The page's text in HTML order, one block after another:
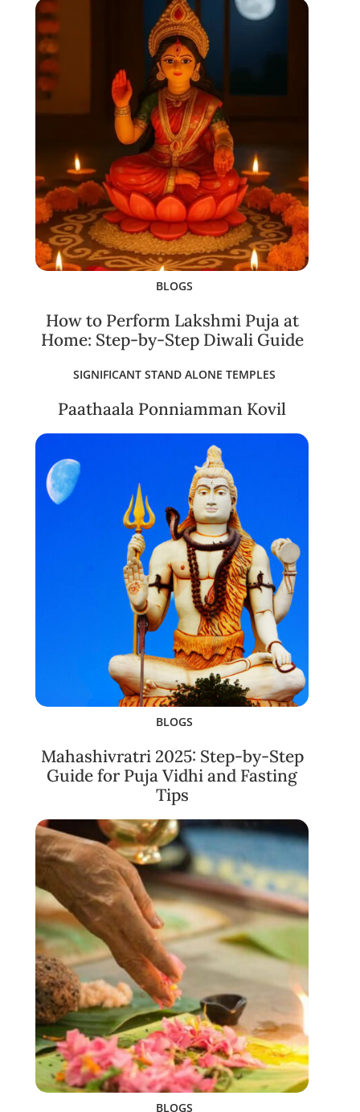
BLOGS
How to Perform Lakshmi Puja at
Home: Step-by-Step Diwali Guide
SIGNIFICANT STAND ALONE TEMPLES
Paathaala Ponniamman Kovil
BLOGS
Mahashivratri 2025: Step-by-Step
Guide for Puja Vidhi and Fasting
Tips
BLOGS